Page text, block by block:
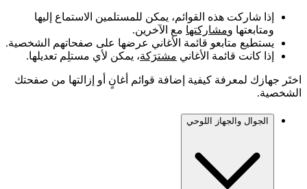
إذا شاركت هذه القوائم، يمكن للمستلمين الاستماع إليها
ومتابعتها ومشاركتها مع الآخرين.
يستطيع متابعو قائمة الأغاني عرضها على صفحاتهم الشخصية.
إذا كانت قائمة الأغاني مشترَكة، يمكن لأي مستلِم تعديلها.
اختَر جهازك لمعرفة كيفية إضافة قوائم أغانٍ أو إزالتها من صفحتك
الشخصية.
الجوال والجهاز اللوحي